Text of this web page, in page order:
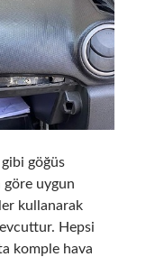
göğüs
göre uygun
kullanarak
Hepsi
komple hava